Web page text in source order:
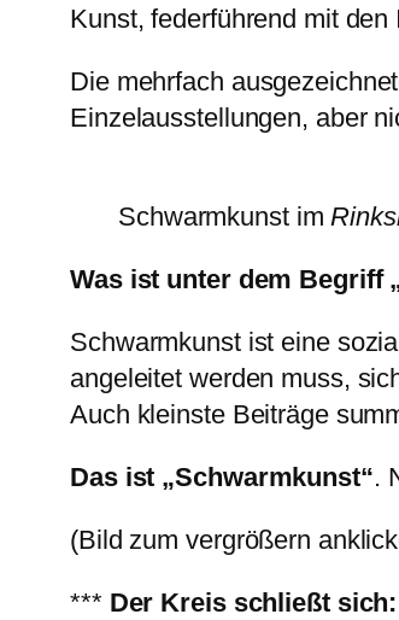
Kunst, federführend mit
Die mehrfach
Einzelausstellungen, aber
Schwarmkunst im
Was ist unter dem Begriff
Schwarmkunst ist eine
angeleitet werden muss,
Auch kleinste Beiträge
Das ist „Schwarmkunst“.
(Bild zum vergrößern
*** Der Kreis schließt